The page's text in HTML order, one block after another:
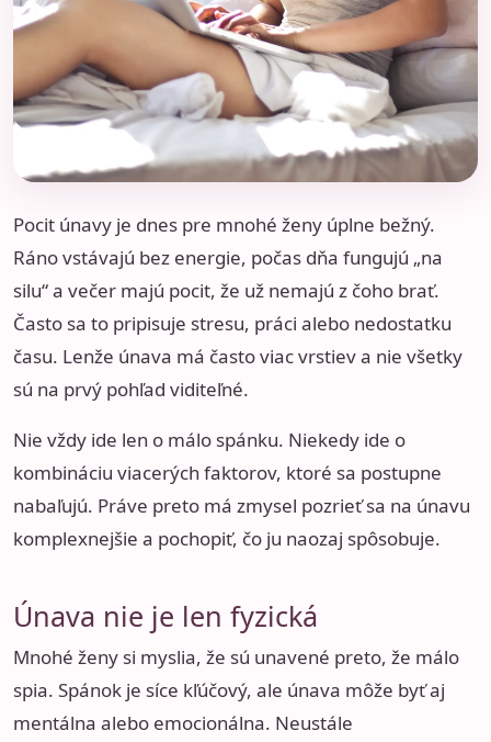
Pocit únavy je dnes pre mnohé ženy úplne bežný.
Ráno vstávajú bez energie, počas dňa fungujú „na
silu“ a večer majú pocit, že už nemajú z čoho brať.
Často sa to pripisuje stresu, práci alebo nedostatku
času. Lenže únava má často viac vrstiev a nie všetky
sú na prvý pohľad viditeľné.
Nie vždy ide len o málo spánku. Niekedy ide o
kombináciu viacerých faktorov, ktoré sa postupne
nabaľujú. Práve preto má zmysel pozrieť sa na únavu
komplexnejšie a pochopiť, čo ju naozaj spôsobuje.
Únava nie je len fyzická
Mnohé ženy si myslia, že sú unavené preto, že málo
spia. Spánok je síce kľúčový, ale únava môže byť aj
mentálna alebo emocionálna. Neustále